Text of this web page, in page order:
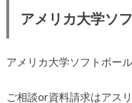
アメリカ大学ソ
アメリカ大学ソフトボー
ご相談or資料請求はアス